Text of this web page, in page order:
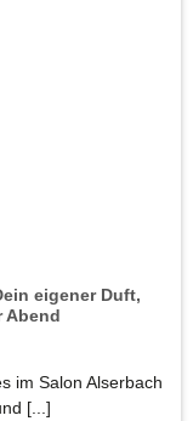
eigener Duft,
Abend
im Salon Alserbach
[...]